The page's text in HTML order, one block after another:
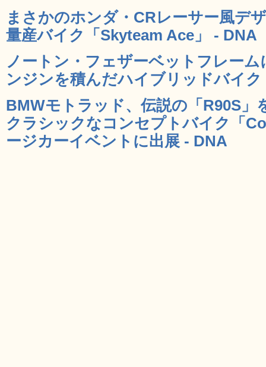
まさかのホンダ・CRレーサー風デ
量産バイク「Skyteam Ace」 - DNA
ノートン・フェザーベットフレー
ンジンを積んだハイブリッドバイ
BMWモトラッド、伝説の「R90S」
クラシックなコンセプトバイク「
ージカーイベントに出展 - DNA